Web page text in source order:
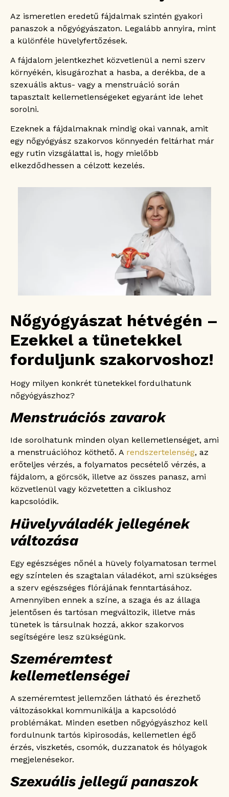
Az ismeretlen eredetű fájdalmak szintén gyakori
panaszok a nőgyógyászaton. Legalább annyira, mint
a különféle hüvelyfertőzések.
A fájdalom jelentkezhet közvetlenül a nemi szerv
környékén, kisugározhat a hasba, a derékba, de a
szexuális aktus- vagy a menstruáció során
tapasztalt kellemetlenségeket egyaránt ide lehet
sorolni.
Ezeknek a fájdalmaknak mindig okai vannak, amit
egy nőgyógyász szakorvos könnyedén feltárhat már
egy rutin vizsgálattal is, hogy mielőbb
elkezdődhessen a célzott kezelés.
Nőgyógyászat hétvégén –
Ezekkel a tünetekkel
forduljunk szakorvoshoz!
Hogy milyen konkrét tünetekkel fordulhatunk
nőgyógyászhoz?
Menstruációs zavarok
Ide sorolhatunk minden olyan kellemetlenséget, ami
a menstruációhoz köthető. A rendszertelenség, az
erőteljes vérzés, a folyamatos pecsételő vérzés, a
fájdalom, a görcsök, illetve az összes panasz, ami
közvetlenül vagy közvetetten a ciklushoz
kapcsolódik.
Hüvelyváladék jellegének
változása
Egy egészséges nőnél a hüvely folyamatosan termel
egy színtelen és szagtalan váladékot, ami szükséges
a szerv egészséges flórájának fenntartásához.
Amennyiben ennek a színe, a szaga és az állaga
jelentősen és tartósan megváltozik, illetve más
tünetek is társulnak hozzá, akkor szakorvos
segítségére lesz szükségünk.
Szeméremtest
kellemetlenségei
A szeméremtest jellemzően látható és érezhető
változásokkal kommunikálja a kapcsolódó
problémákat. Minden esetben nőgyógyászhoz kell
fordulnunk tartós kipirosodás, kellemetlen égő
érzés, viszketés, csomók, duzzanatok és hólyagok
megjelenésekor.
Szexuális jellegű panaszok